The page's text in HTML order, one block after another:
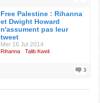
Free Palestine : Rihanna
et Dwight Howard
n'assument pas leur
tweet
Mer 16 Jul 2014
Rihanna Talib Kweli
3